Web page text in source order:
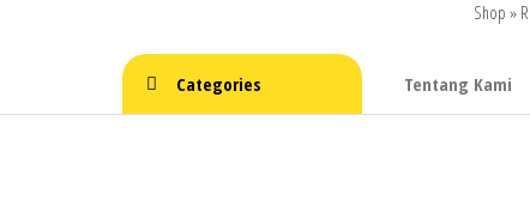
Shop »
Categories Tentang Kami